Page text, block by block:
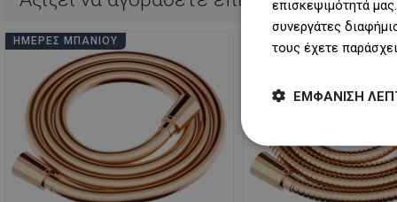
ΗΜΈΡΕΣ ΜΠΆΝΙΟΥ ΗΜΈΡΕΣ ΜΠΆΝΙΟΥ
επισκεψιμότητά
συνεργάτες
τους έχετε
ΕΜΦΆΝΙΣΗ